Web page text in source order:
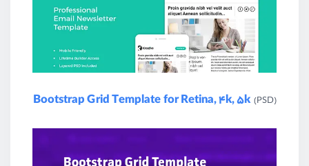
Bootstrap Grid Template for Retina, 4k, 5k (PSD)